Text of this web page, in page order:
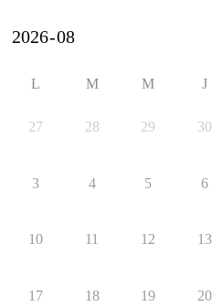
L M M J
27 28 29 30
3 4 5 6
10 11 12 13
17 18 19 20